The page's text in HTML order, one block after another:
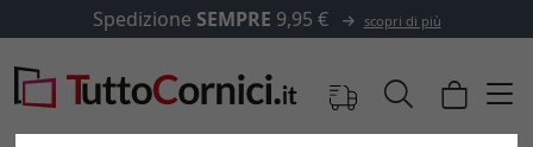
Spedizione SEMPRE 9,95 € scopri di più